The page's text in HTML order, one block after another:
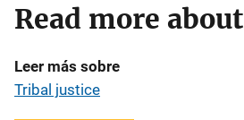
Read more about
Leer más sobre
Tribal justice